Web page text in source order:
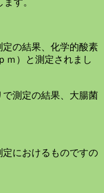
す。
の結果、化学的酸素
ｍ）と測定されまし
測定の結果、大腸菌
におけるものですの